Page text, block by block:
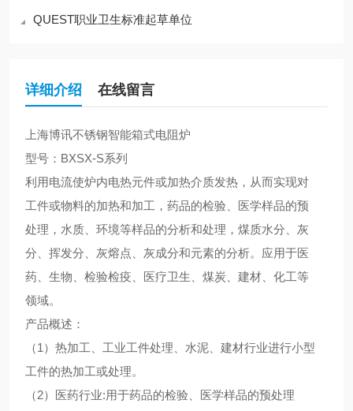
QUEST职业卫生标准起草单位
详细介绍 在线留言
上海博讯不锈钢智能箱式电阻炉
型号： BXSX-S系列
利用电流使炉内电热元件或加热介质发热，从而实现对
工件或物料的加热和加工，药品的检验、医学样品的预
处理，水质、环境等样品的分析和处理，煤质水分、灰
分、挥发分、灰熔点、灰成分和元素的分析。应用于医
药、生物、检验检疫、医疗卫生、煤炭、建材、化工等
领域。
产品概述：
（1）热加工、工业工件处理、水泥、建材行业进行小型
工件的热加工或处理。
（2）医药行业:用于药品的检验、医学样品的预处理